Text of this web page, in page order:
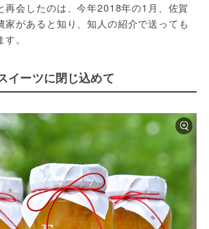
再会したのは、今年2018年の1月、佐賀
家があると知り、知人の紹介で送っても
。
イーツに閉じ込めて